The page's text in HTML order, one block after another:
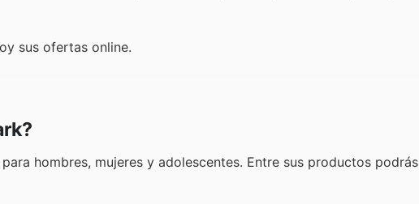
sus ofertas online.
hombres, mujeres y adolescentes. Entre sus productos podrás